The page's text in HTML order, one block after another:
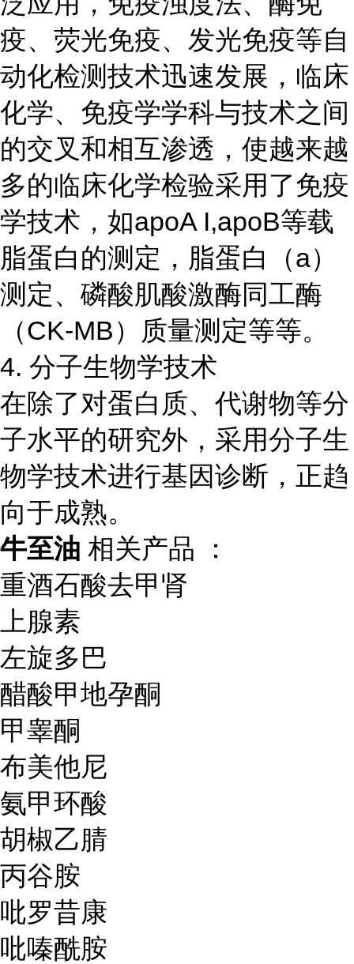
疫、荧光免疫、发光免疫等自
动化检测技术迅速发展，临床
化学、免疫学学科与技术之间
的交叉和相互渗透，使越来越
多的临床化学检验采用了免疫
学技术，如apoA I,apoB等载
脂蛋白的测定，脂蛋白（a）
测定、磷酸肌酸激酶同工酶
（CK-MB）质量测定等等。
4. 分子生物学技术
在除了对蛋白质、代谢物等分
子水平的研究外，采用分子生
物学技术进行基因诊断，正趋
向于成熟。
牛至油 相关产品 ：
重酒石酸去甲肾
上腺素
左旋多巴
醋酸甲地孕酮
甲睾酮
布美他尼
氨甲环酸
胡椒乙腈
丙谷胺
吡罗昔康
吡嗪酰胺